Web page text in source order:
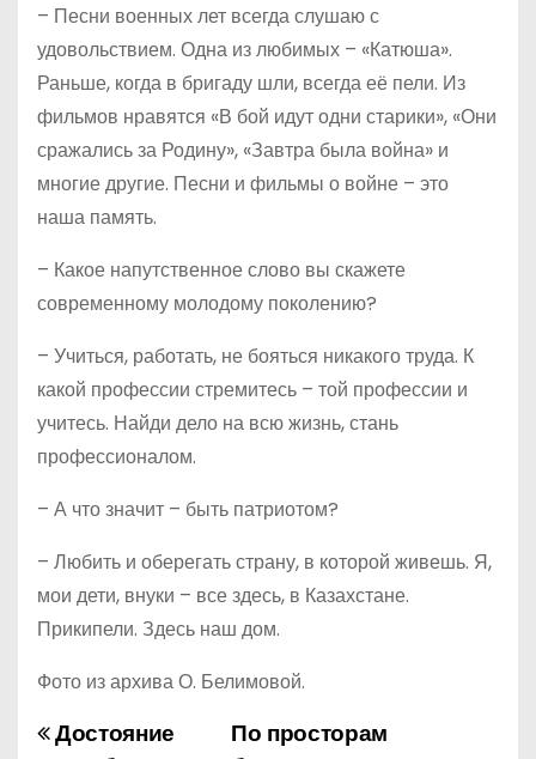
– Песни военных лет всегда слушаю с
удовольствием. Одна из любимых – «Катюша».
Раньше, когда в бригаду шли, всегда её пели. Из
фильмов нравятся «В бой идут одни старики», «Они
сражались за Родину», «Завтра была война» и
многие другие. Песни и фильмы о войне – это
наша память.
– Какое напутственное слово вы скажете
современному молодому поколению?
– Учиться, работать, не бояться никакого труда. К
какой профессии стремитесь – той профессии и
учитесь. Найди дело на всю жизнь, стань
профессионалом.
– А что значит – быть патрио­том?
– Любить и оберегать страну, в которой живешь. Я,
мои дети, внуки – все здесь, в Казахстане.
Прикипели. Здесь наш дом.
Фото из архива О. Белимовой.
Н
По просторам
Достояние